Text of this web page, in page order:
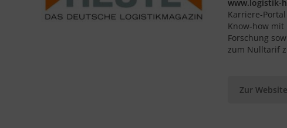
www.logistik-
Karriere-
Know-how
Forschung
zum Nulltarif
Zur Website